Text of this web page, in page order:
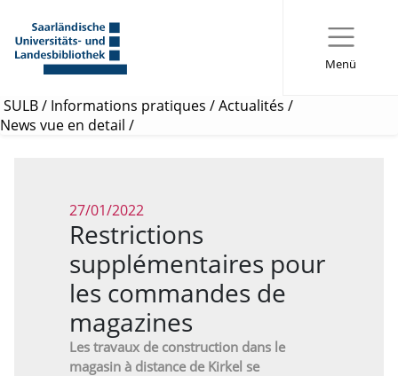
Menü
SULB/ Informations pratiques /Actualités /
News vue en detail /
27/01/2022
Restrictions
supplémentaires pour
les commandes de
magazines
Les travaux de construction dans le
magasin à distance de Kirkel se